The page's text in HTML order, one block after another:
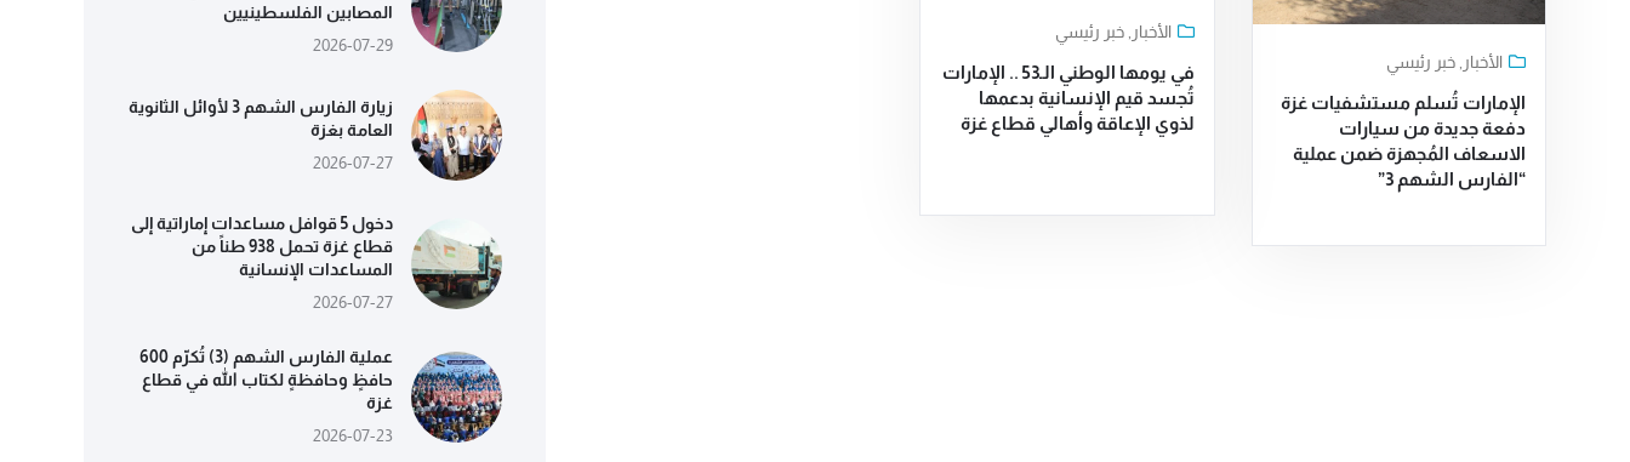
الأخبار خبر رئيسي
الإمارات تُسلم مستشفيات غزة
دفعة جديدة من سيارات
الاسعاف المُجهزة ضمن عملية
“الفارس الشهم 3”
الأخبار ,خبر رئيسي
في يومها الوطني الـ53 .. الإمارات
تُجسد قيم الإنسانية بدعمها
لذوي الإعاقة وأهالي قطاع غزة
المصابين الفلسطينيين
2026-07-29
زيارة الفارس الشهم 3 لأوائل الثانوية
العامة بغزة
2026-07-27
دخول 5 قوافل مساعدات إماراتية إلى
قطاع غزة تحمل 938 طناً من
المساعدات الإنسانية
2026-07-27
عملية الفارس الشهم (3) تُكرّم 600
حافظٍ وحافظةٍ لكتاب الله في قطاع
غزة
2026-07-23